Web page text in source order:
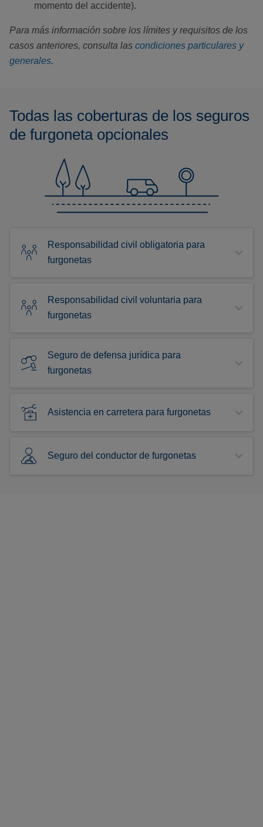
momento del accidente).
Para más información sobre los límites y requisitos de los
casos anteriores, consulta las condiciones particulares y
generales.
Todas las coberturas de los seguros
de furgoneta opcionales
Responsabilidad civil obligatoria para
furgonetas
Responsabilidad civil voluntaria para
furgonetas
Seguro de defensa jurídica para
furgonetas
Asistencia en carretera para furgonetas
Seguro del conductor de furgonetas